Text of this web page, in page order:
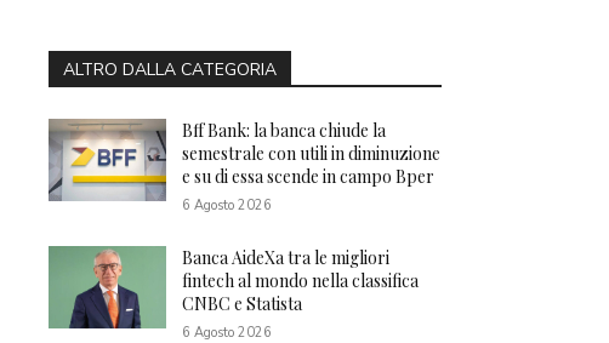
ALTRO DALLA CATEGORIA
Bff Bank: la banca chiude la
semestrale con utili in diminuzione
e su di essa scende in campo Bper
6 Agosto 2026
Banca AideXa tra le migliori
fintech al mondo nella classifica
CNBC e Statista
6 Agosto 2026